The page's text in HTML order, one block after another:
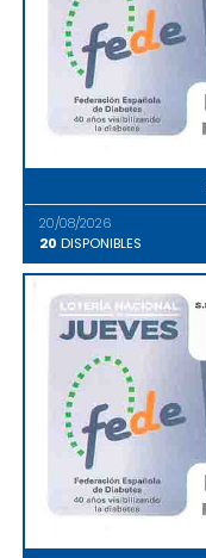
20/08/2026
20 DISPONIBLES